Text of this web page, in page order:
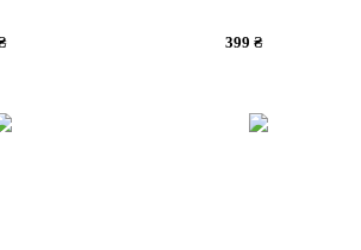
399 ₴